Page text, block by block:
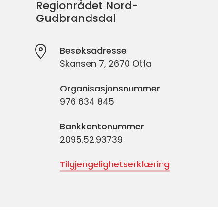
Regionrådet Nord-
Gudbrandsdal
Besøksadresse
Skansen 7, 2670 Otta
Organisasjonsnummer
976 634 845
Bankkontonummer
2095.52.93739
Tilgjengelighetserklæring